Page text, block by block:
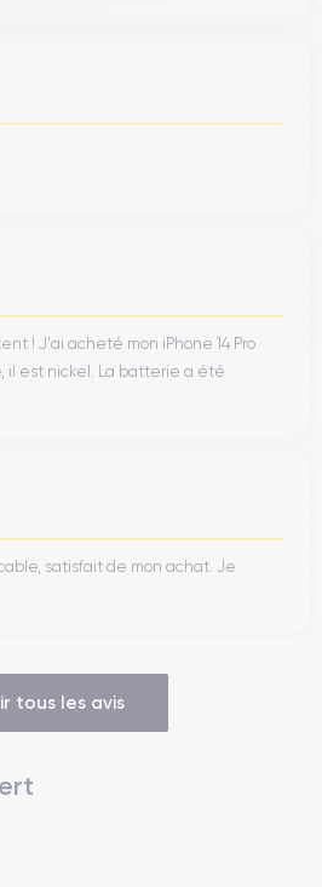
! J'ai acheté mon iPhone 14 Pro
il est nickel. La batterie a été
satisfait de mon achat. Je
tous les avis